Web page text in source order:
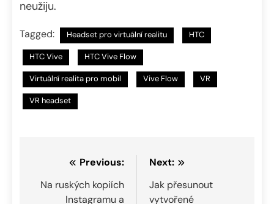
neužiju.
Tagged: Headset pro virtuální realitu HTC
HTC Vive HTC Vive Flow
Virtuální realita pro mobil Vive Flow VR
VR headset
Navigace
pro
Previous:
Na ruských kopiích
Instagramu a
Next:
Jak přesunout
vytvořené